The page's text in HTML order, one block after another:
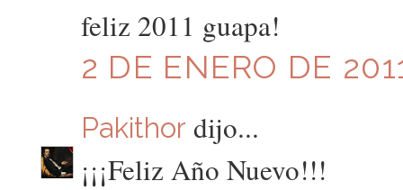
feliz 2011 guapa!
2 DE ENERO DE
Pakithor dijo...
¡¡¡Feliz Año Nuevo!!!